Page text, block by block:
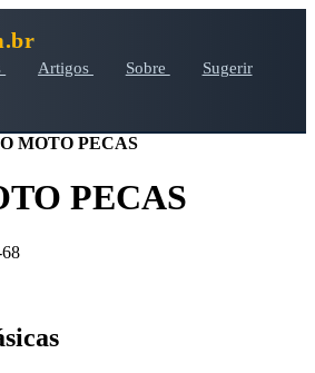
Artigos Sobre
Sugerir
MOTO PECAS
PECAS